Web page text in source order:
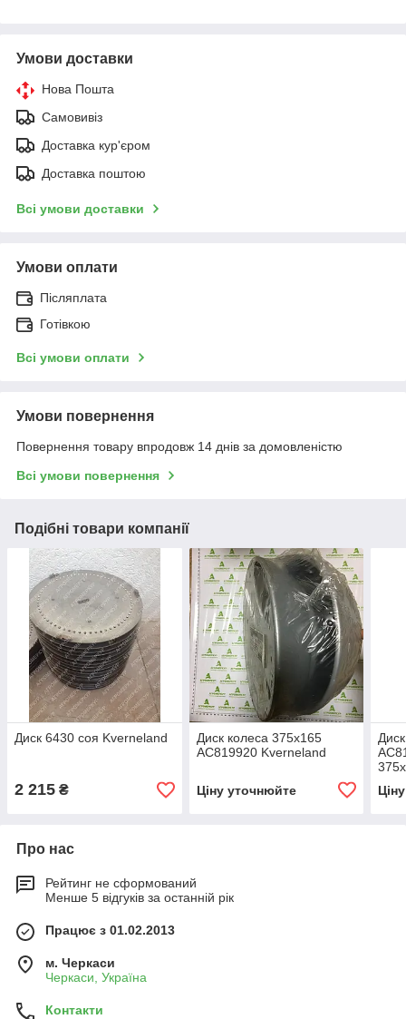
Умови доставки
Нова Пошта
Самовивіз
Доставка кур'єром
Доставка поштою
Всі умови доставки
Умови оплати
Післяплата
Готівкою
Всі умови оплати
Умови повернення
Повернення товару впродовж 14 днів за домовленістю
Всі умови повернення
Подібні товари компанії
Диск 6430 соя Kverneland
2 215 ₴
Диск колеса 375х165
AC819920 Kverneland
Ціну уточнюйте
Про нас
Рейтинг не сформований
Менше 5 відгуків за останній рік
Працює з 01.02.2013
м. Черкаси
Черкаси, Україна
Контакти